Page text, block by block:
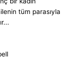
tüm parasıyla